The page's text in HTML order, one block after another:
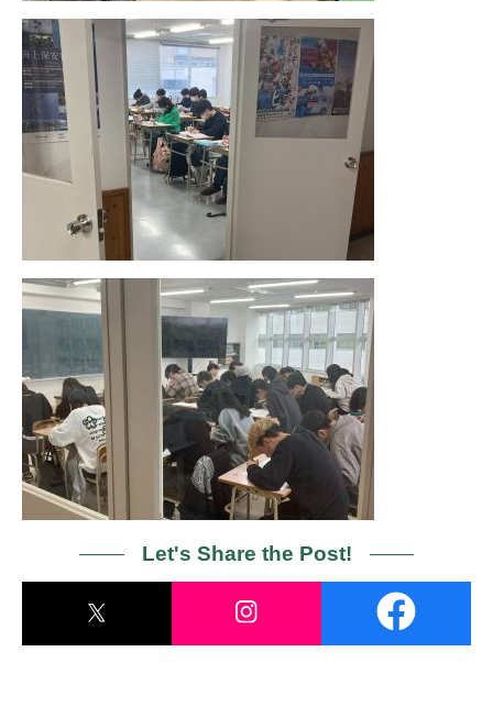
Let's Share the Post!